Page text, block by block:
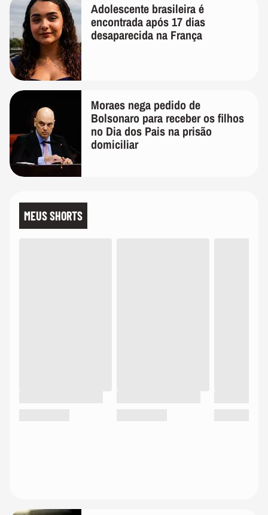
Adolescente brasileira é
encontrada após 17 dias
desaparecida na França
Moraes nega pedido de
Bolsonaro para receber os filhos
no Dia dos Pais na prisão
domiciliar
MEUS SHORTS